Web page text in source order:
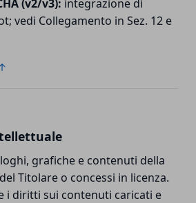
(v2/v3): integrazione di
vedi Collegamento in Sez. 12 e
grafiche e contenuti della
Titolare o concessi in licenza.
i diritti sui contenuti caricati e